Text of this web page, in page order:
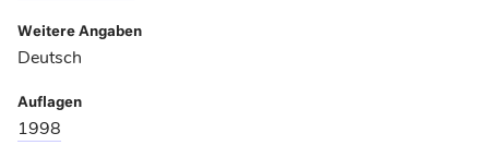
Weitere Angaben
Deutsch
Auflagen
1998